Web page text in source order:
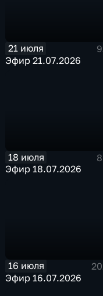
21 июля
Эфир 21.07.2026
18 июля
Эфир 18.07.2026
16 июля
Эфир 16.07.2026